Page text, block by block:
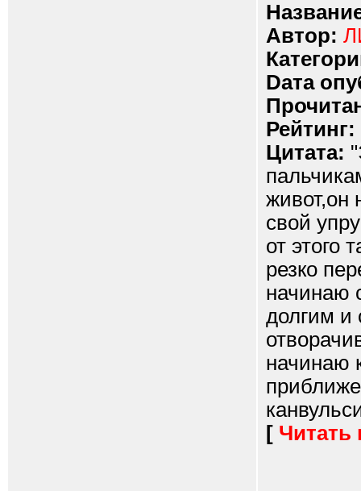
Автор:
Dата
Рейтинг:
Цитата:
живот,он
свой
от этого
резко
начинаю
долгим и
начинаю
[ Читать